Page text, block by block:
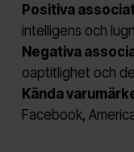
Positiva
intelligens och
Negativa
oaptitlighet och
Kända
Facebook,